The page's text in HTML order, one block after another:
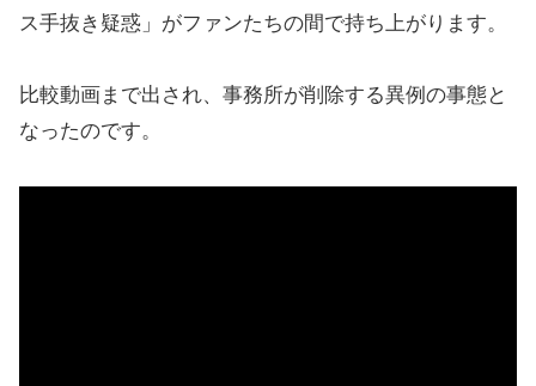
ス手抜き疑惑」がファンたちの間で持ち上がります。
比較動画まで出され、事務所が削除する異例の事態と
なったのです。